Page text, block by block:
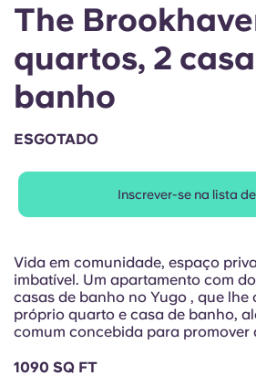
Chinese
Español
Deutsch
Italian
French
Portuguese
The
quartos, 2
banho
ESGOTADO
Inscrever-se na lista
Vida em comunidade, espaço
imbatível. Um apartamento com
casas de banho no Yugo , que lhe
próprio quarto e casa de banho,
comum concebida para promover
1090 SQ FT